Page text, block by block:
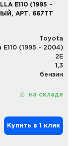
E110 (1995 -
АРТ. 667TT
Toyota
E110 (1995 - 2004)
2E
1,3
бензин
на складе
Купить в 1 клик